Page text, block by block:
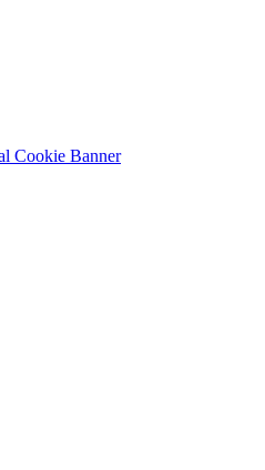
Cookie Banner